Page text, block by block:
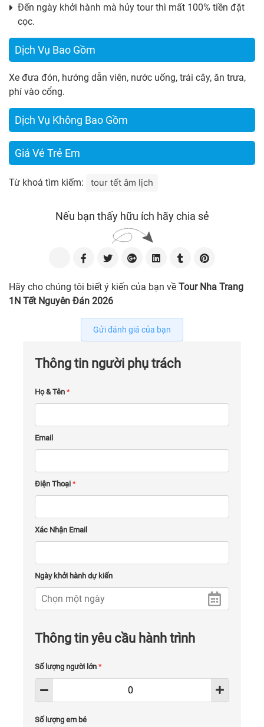
Đến ngày khởi hành mà hủy tour thì mất 100% tiền đặt
cọc.
Dịch Vụ Bao Gồm
Xe đưa đón, hướng dẫn viên, nước uống, trái cây, ăn trưa,
phí vào cổng.
Dịch Vụ Không Bao Gồm
Giá Vé Trẻ Em
Từ khoá tìm kiếm: tour tết âm lịch
Nếu bạn thấy hữu ích hãy chia sẻ
Hãy cho chúng tôi biết ý kiến của bạn về Tour Nha Trang
1N Tết Nguyên Đán 2026
Gửi đánh giá của bạn
Thông tin người phụ trách
Họ & Tên *
Email
Điện Thoại *
Xác Nhận Email
Ngày khởi hành dự kiến
Thông tin yêu cầu hành trình
Số lượng người lớn *
Số lượng em bé